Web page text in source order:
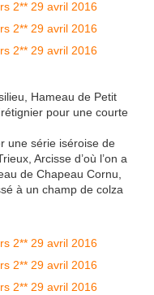
Hameau de Petit
pour une courte
une série iséroise de
Arcisse d’où l’on a
de Chapeau Cornu,
à un champ de colza